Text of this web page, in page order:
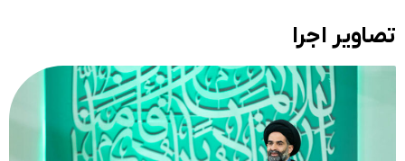
تصاویر اجرا